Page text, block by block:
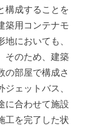
構成することを
築用コンテナモ
においても、
そのため、建築
の部屋で構成さ
ェットバス、
に合わせて施設
工を完了した状